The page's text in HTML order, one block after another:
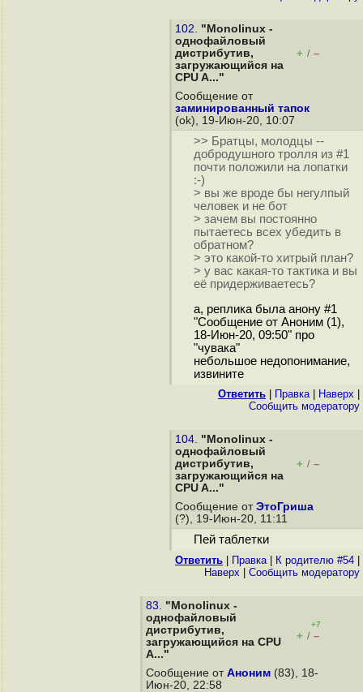
102. "Monolinux -
однофайловый
дистрибутив,
загружающийся на
CPU A..."
+ / –
Сообщение от
заминированный тапок
(ok), 19-Июн-20, 10:07
>> Братцы, молодцы --
добродушного тролля из #1
почти положили на лопатки
:-)
> вы же вроде бы негулпый
человек и не бот
> зачем вы постоянно
пытаетесь всех убедить в
обратном?
> это какой-то хитрый план?
> у вас какая-то тактика и вы
её придерживаетесь?
а, реплика была анону #1
"Сообщение от Аноним (1),
18-Июн-20, 09:50" про
"чувака"
небольшое недопонимание,
извините
Ответить Правка| Наверх
Cообщить модератору
104. "Monolinux -
однофайловый
дистрибутив,
загружающийся на
CPU A..."
+ / –
Сообщение от ЭтоГриша
(?), 19-Июн-20, 11:11
Пей таблетки
Ответить Правка| К родителю #54
Наверх
Cообщить модератору
83. "Monolinux -
однофайловый
дистрибутив,
загружающийся на CPU
A..."
+7
+ / –
Сообщение от Аноним (83), 18-
Июн-20, 22:58